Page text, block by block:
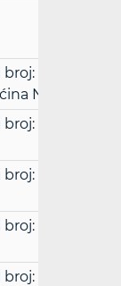
UsII-288/19,
Nova
UsII-119/18,
UsII-120/18,
UsII-158/19,
UsII-335/19,